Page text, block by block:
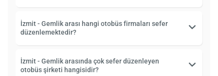
İzmit - Gemlik arası hangi otobüs firmaları sefer
düzenlemektedir?
İzmit - Gemlik arasında çok sefer düzenleyen
otobüs şirketi hangisidir?